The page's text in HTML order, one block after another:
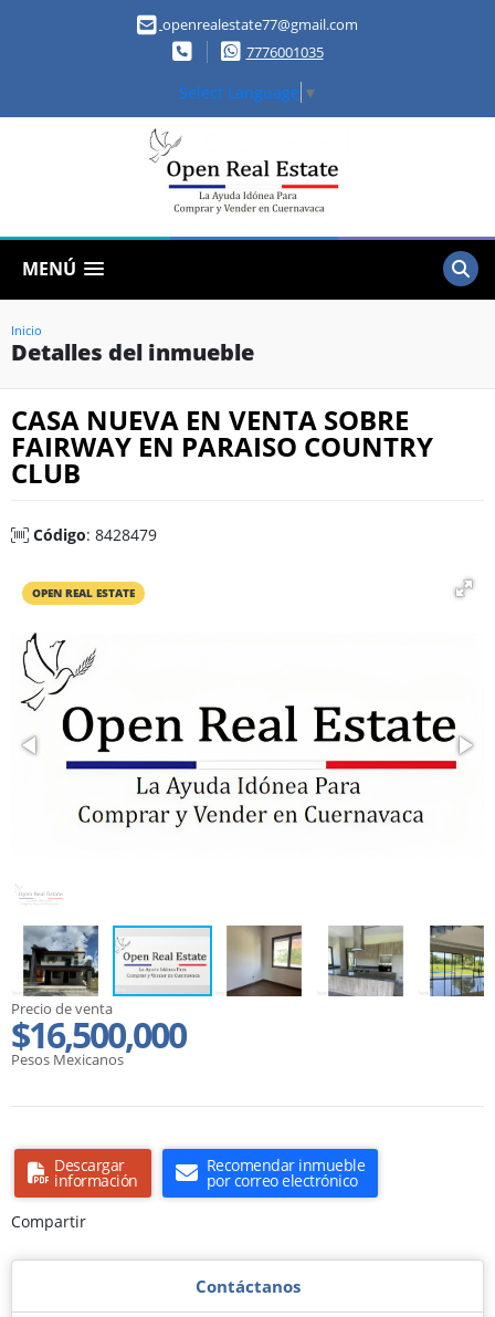
openrealestate77@gmail.com
7776001035
Select Language ▼
MENÚ
Inicio
Detalles del inmueble
CASA NUEVA EN VENTA SOBRE
FAIRWAY EN PARAISO COUNTRY
CLUB
Código: 8428479
OPEN REAL ESTATE
Precio de venta
$16,500,000
Pesos Mexicanos
Descargar
información
Recomendar inmueble
por correo electrónico
Compartir
Contáctanos